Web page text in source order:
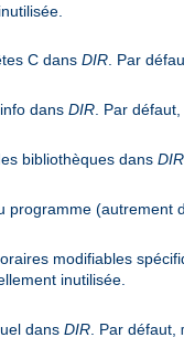
C dans DIR . Par
dans DIR . Par défaut,
bibliothèques dans DIR
programme (autrement
modifiables
inutilisée.
dans DIR . Par défaut,